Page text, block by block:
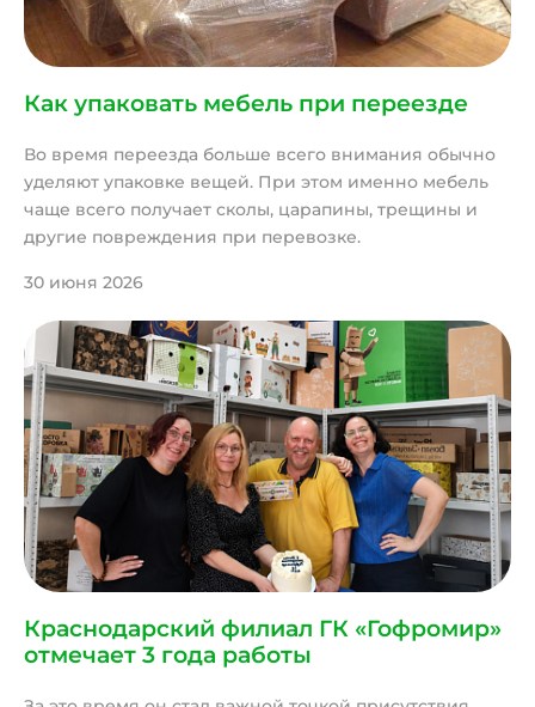
Как упаковать мебель при переезде
Во время переезда больше всего внимания обычно
уделяют упаковке вещей. При этом именно мебель
чаще всего получает сколы, царапины, трещины и
другие повреждения при перевозке.
30 июня 2026
Краснодарский филиал ГК «Гофромир»
отмечает 3 года работы